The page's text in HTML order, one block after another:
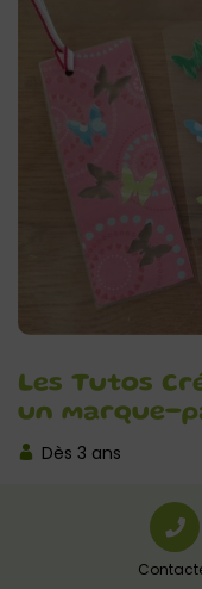
Les Tutos
un marque-
Dès 3 ans